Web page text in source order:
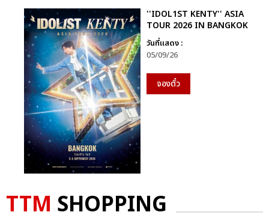
''IDOL1ST KENTY'' ASIA
TOUR 2026 IN BANGKOK
วันที่แสดง :
05/09/26
จองตั๋ว
TTM SHOPPING